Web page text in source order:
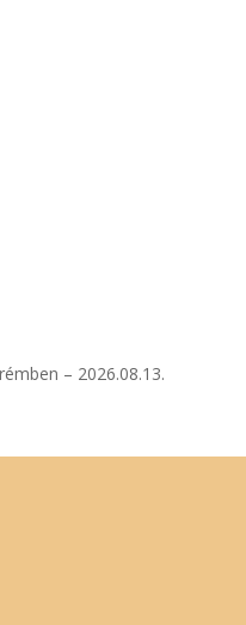
– 2026.08.13.